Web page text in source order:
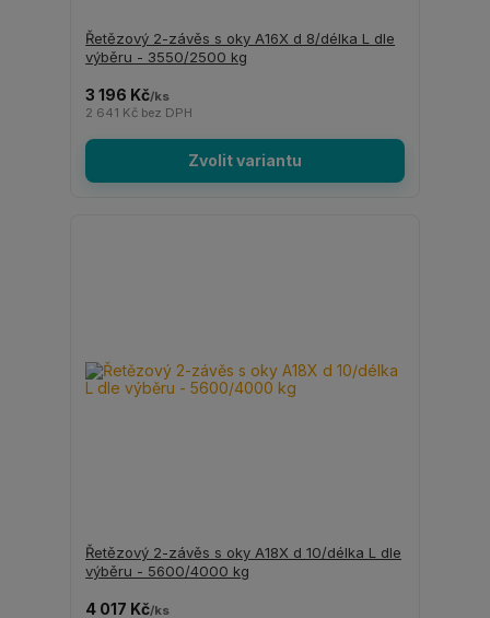
Řetězový 2-závěs s oky A16X d 8/délka L dle
výběru - 3550/2500 kg
3 196 Kč/ks
2 641 Kč bez DPH
Zvolit variantu
Řetězový 2-závěs s oky A18X d 10/délka L dle
výběru - 5600/4000 kg
4 017 Kč/ks